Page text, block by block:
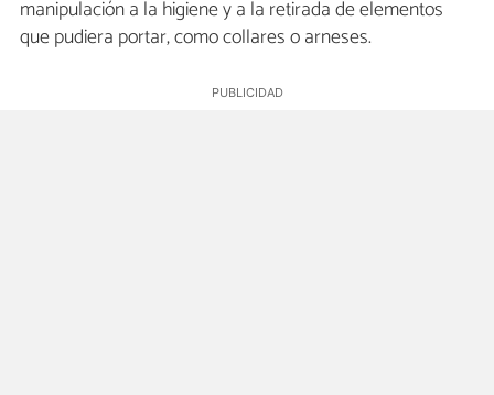
manipulación a la higiene y a la retirada de elementos
que pudiera portar, como collares o arneses.